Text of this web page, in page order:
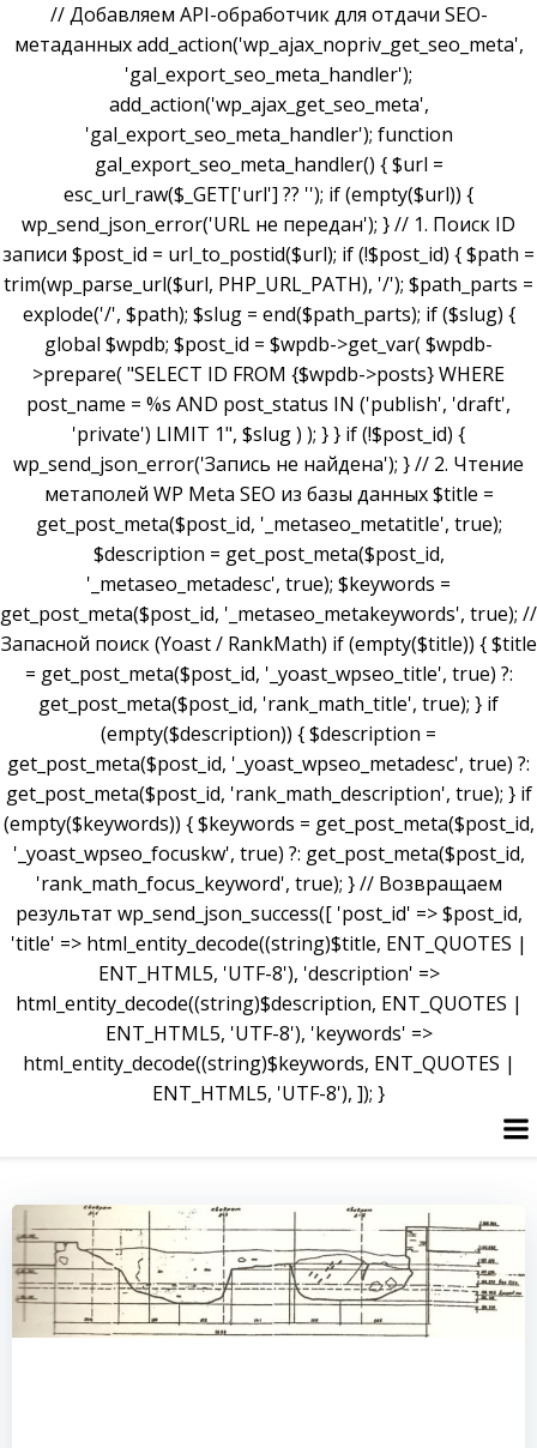
// Добавляем API-обработчик для отдачи SEO-
метаданных add_action('wp_ajax_nopriv_get_seo_meta',
'gal_export_seo_meta_handler');
add_action('wp_ajax_get_seo_meta',
'gal_export_seo_meta_handler'); function
gal_export_seo_meta_handler() { $url =
esc_url_raw($_GET['url'] ?? ''); if (empty($url)) {
wp_send_json_error('URL не передан'); } // 1. Поиск ID
записи $post_id = url_to_postid($url); if (!$post_id) { $path =
trim(wp_parse_url($url, PHP_URL_PATH), '/'); $path_parts =
explode('/', $path); $slug = end($path_parts); if ($slug) {
global $wpdb; $post_id = $wpdb->get_var( $wpdb-
>prepare( "SELECT ID FROM {$wpdb->posts} WHERE
post_name = %s AND post_status IN ('publish', 'draft',
'private') LIMIT 1", $slug ) ); } } if (!$post_id) {
wp_send_json_error('Запись не найдена'); } // 2. Чтение
метаполей WP Meta SEO из базы данных $title =
get_post_meta($post_id, '_metaseo_metatitle', true);
$description = get_post_meta($post_id,
'_metaseo_metadesc', true); $keywords =
get_post_meta($post_id, '_metaseo_metakeywords', true); //
Запасной поиск (Yoast / RankMath) if (empty($title)) { $title
= get_post_meta($post_id, '_yoast_wpseo_title', true) ?:
get_post_meta($post_id, 'rank_math_title', true); } if
(empty($description)) { $description =
get_post_meta($post_id, '_yoast_wpseo_metadesc', true) ?:
get_post_meta($post_id, 'rank_math_description', true); } if
(empty($keywords)) { $keywords = get_post_meta($post_id,
'_yoast_wpseo_focuskw', true) ?: get_post_meta($post_id,
'rank_math_focus_keyword', true); } // Возвращаем
результат wp_send_json_success([ 'post_id' => $post_id,
'title' => html_entity_decode((string)$title, ENT_QUOTES |
ENT_HTML5, 'UTF-8'), 'description' =>
html_entity_decode((string)$description, ENT_QUOTES |
ENT_HTML5, 'UTF-8'), 'keywords' =>
html_entity_decode((string)$keywords, ENT_QUOTES |
ENT_HTML5, 'UTF-8'), ]); }